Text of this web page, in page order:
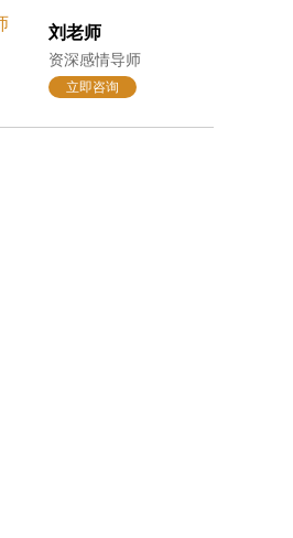
刘老师
资深感情导师
立即咨询